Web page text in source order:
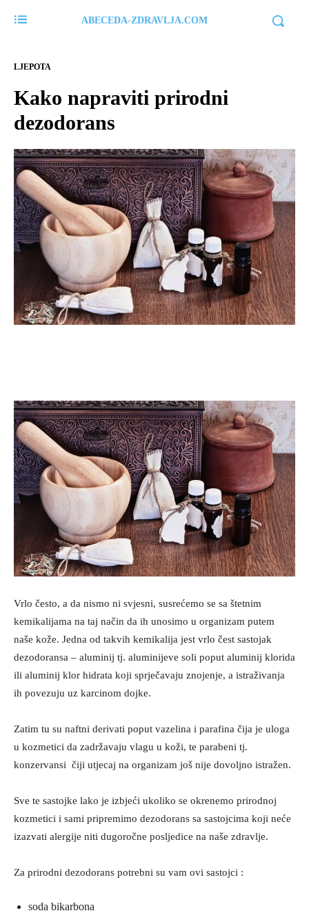
ABECEDA-ZDRAVLJA.COM
LJEPOTA
Kako napraviti prirodni
dezodorans
Vrlo često, a da nismo ni svjesni, susrećemo se sa štetnim
kemikalijama na taj način da ih unosimo u organizam putem
naše kože. Jedna od takvih kemikalija jest vrlo čest sastojak
dezodoransa – aluminij tj. aluminijeve soli poput aluminij klorida
ili aluminij klor hidrata koji sprječavaju znojenje, a istraživanja
ih povezuju uz karcinom dojke.
Zatim tu su naftni derivati poput vazelina i parafina čija je uloga
u kozmetici da zadržavaju vlagu u koži, te parabeni tj.
konzervansi čiji utjecaj na organizam još nije dovoljno istražen.
Sve te sastojke lako je izbjeći ukoliko se okrenemo prirodnoj
kozmetici i sami pripremimo dezodorans sa sastojcima koji neće
izazvati alergije niti dugoročne posljedice na naše zdravlje.
Za prirodni dezodorans potrebni su vam ovi sastojci :
soda bikarbona